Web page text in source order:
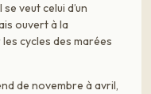
veut celui d’un
ouvert à la
cycles des marées
de novembre à avril,